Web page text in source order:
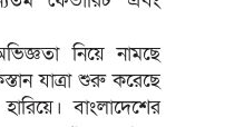
নিয়ে নামছে
যাত্রা শুরু করেছে
বাংলাদেশের